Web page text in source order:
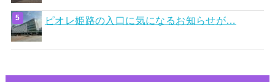
ピオレ姫路の入口に気になるお知らせが…